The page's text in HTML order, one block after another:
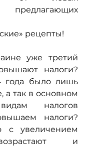
предлагающих
рецепты!
уже третий
налоги?
года было лишь
а так в основном
налогов
налоги?
с увеличением
и